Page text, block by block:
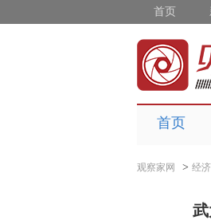
首页
首页
观察家网 > 经济